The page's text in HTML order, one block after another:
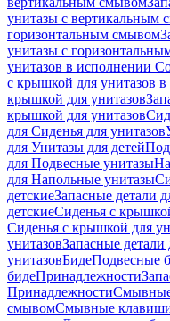
унитазы с вертикальным
горизонтальным смывом
унитазы с
унитазов в исполнении
с крышкой для унитазов
крышкой для унитазов
крышкой для унитазов
для Сиденья для унитазов
для Унитазы для детей
для Подвесные унитазы
для Напольные унитазы
детскиеЗапасные детали
детскиеСиденья с
Сиденья с крышкой для
унитазовЗапасные детали
унитазовБидеПодвесные
бидеПринадлежности
ПринадлежностиСмывные
смывомСмывные